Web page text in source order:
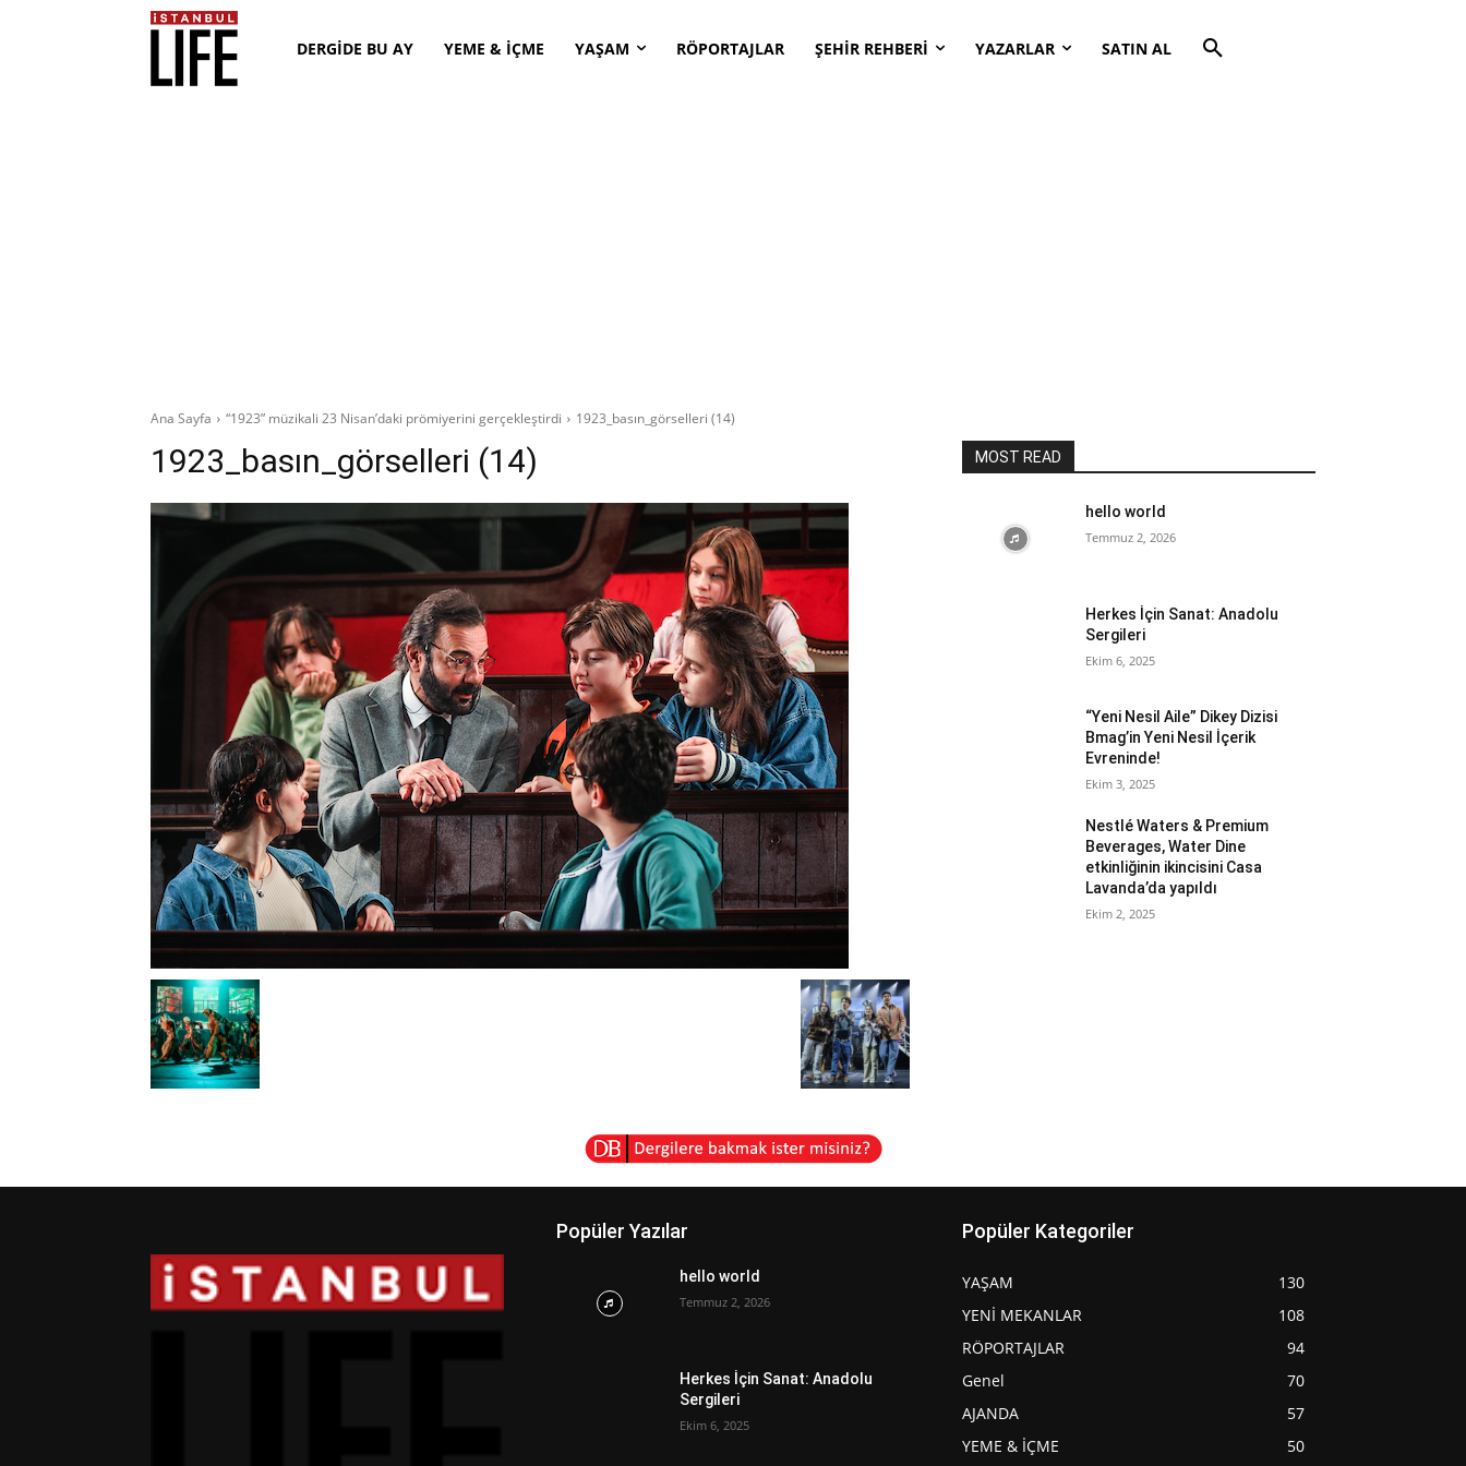
DERGİDE BU AY YEME & İÇME YAŞAM RÖPORTAJLAR ŞEHİR REHBERİ YAZARLAR SATIN AL
Ana Sayfa “1923” müzikali 23 Nisan’daki prömiyerini gerçekleştirdi 1923_basın_görselleri (14)
1923_basın_görselleri (14) MOST READ
hello world
Temmuz 2, 2026
Herkes İçin Sanat: Anadolu
Sergileri
Ekim 6, 2025
“Yeni Nesil Aile” Dikey Dizisi
Bmag’in Yeni Nesil İçerik
Evreninde!
Ekim 3, 2025
Nestlé Waters & Premium
Beverages, Water Dine
etkinliğinin ikincisini Casa
Lavanda’da yapıldı
Ekim 2, 2025
Popüler Yazılar
hello world
Temmuz 2, 2026
Herkes İçin Sanat: Anadolu
Sergileri
Ekim 6, 2025
Popüler Kategoriler
YAŞAM
130
YENİ MEKANLAR
108
RÖPORTAJLAR
94
Genel
70
AJANDA
57
YEME & İÇME
50